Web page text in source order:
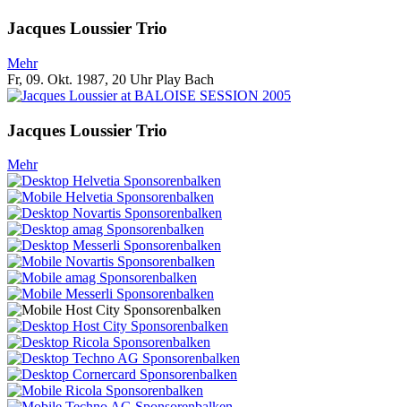
Jacques Loussier Trio
Mehr
Fr, 09. Okt. 1987, 20 Uhr Play Bach
Jacques Loussier Trio
Mehr